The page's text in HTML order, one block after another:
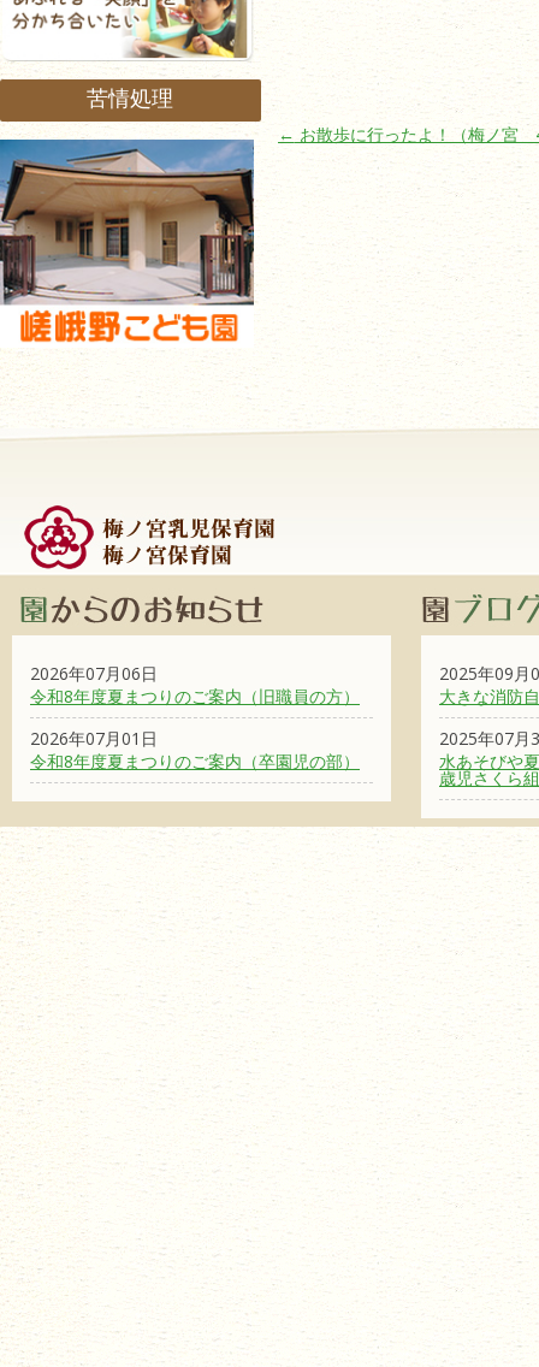
投稿ナビゲーション
← お散歩に行ったよ！（梅ノ
苦情処理
2026年07月06日
令和8年度夏まつりのご案内（旧職員の方）
2026年07月01日
令和8年度夏まつりのご案内（卒園児の部）
2025年09月
大きな消防
2025年07月
水あそびや
歳児さくら